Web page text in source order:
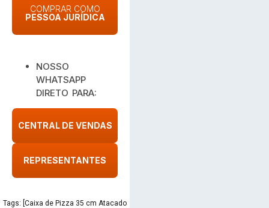
COMPRAR COMO
PESSOA JURÍDICA
NOSSO
WHATSAPP
DIRETO PARA:
CENTRAL DE VENDAS
REPRESENTANTES
Tags: [Caixa de Pizza 35 cm Atacado